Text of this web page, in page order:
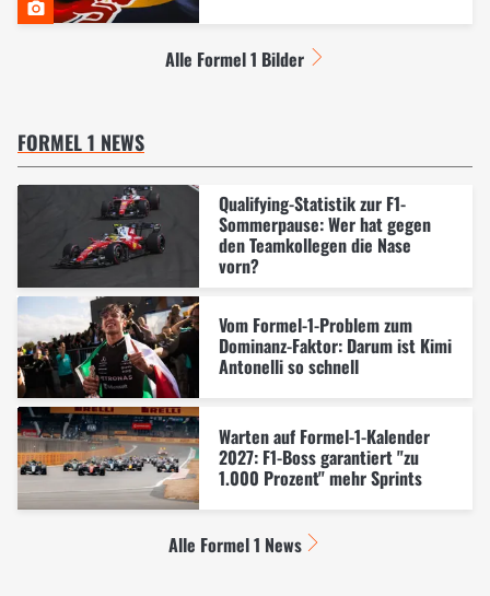
Alle Formel 1 Bilder
FORMEL 1 NEWS
Qualifying-Statistik zur F1-
Sommerpause: Wer hat gegen
den Teamkollegen die Nase
vorn?
Vom Formel-1-Problem zum
Dominanz-Faktor: Darum ist Kimi
Antonelli so schnell
Warten auf Formel-1-Kalender
2027: F1-Boss garantiert "zu
1.000 Prozent" mehr Sprints
Alle Formel 1 News